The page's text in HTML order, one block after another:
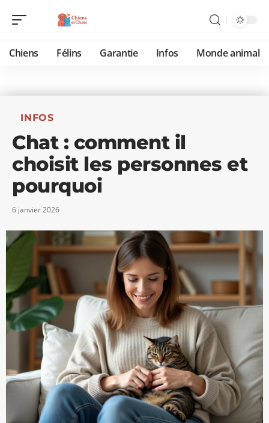
Chiens Félins Garantie Infos Monde animal
INFOS
Chat : comment il
choisit les personnes et
pourquoi
6 janvier 2026